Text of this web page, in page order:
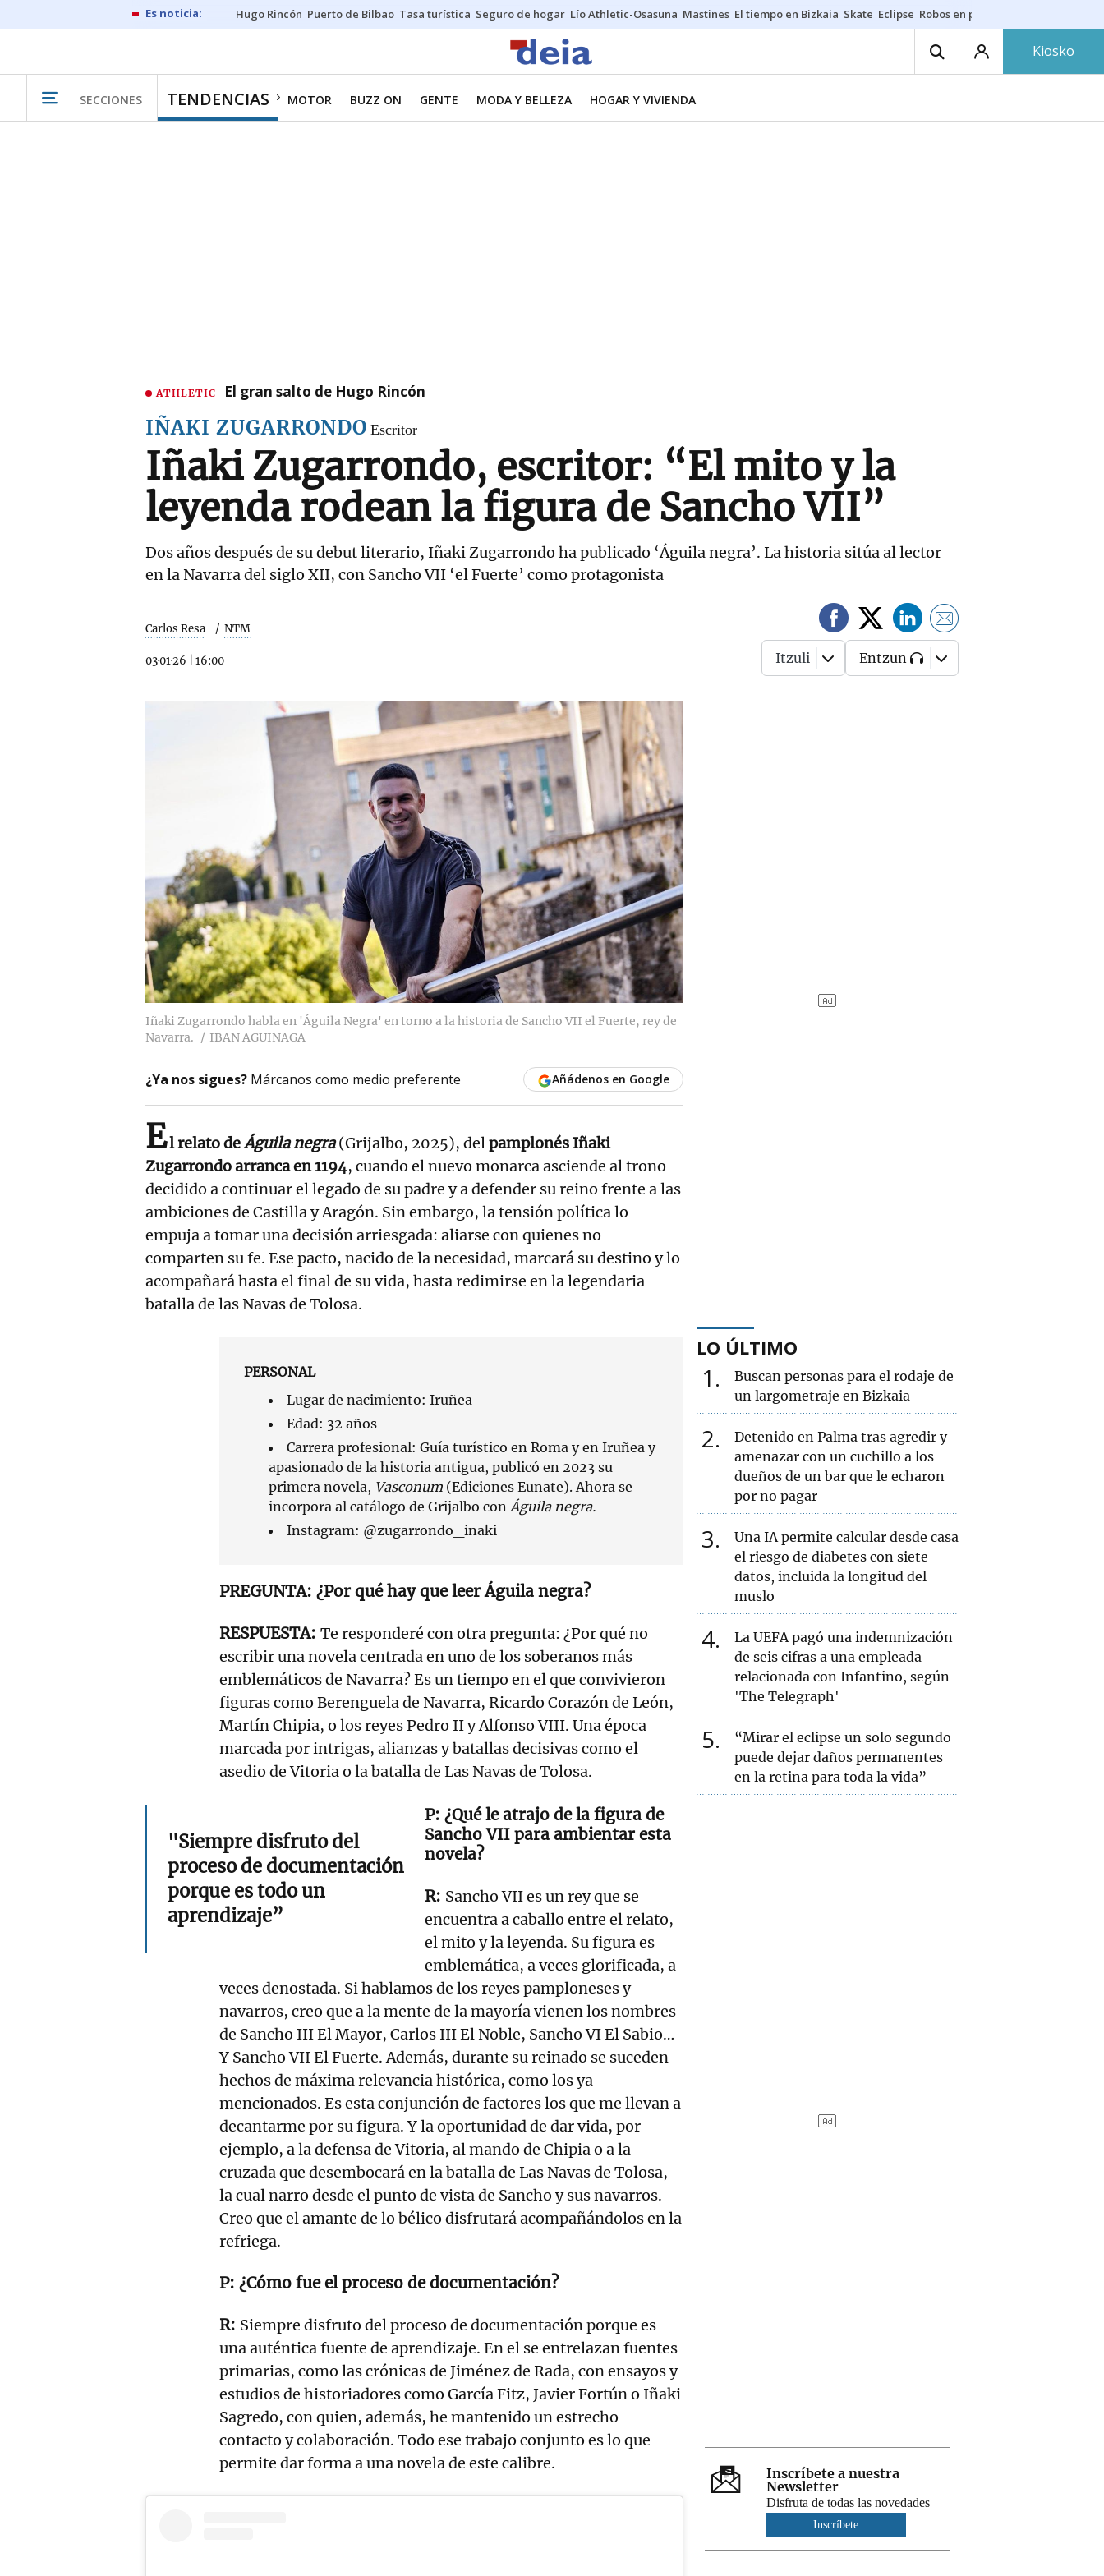
Hugo Rincón Puerto de Bilbao Tasa turística Seguro de hogar Lío Athletic-Osasuna Mastines El tiempo en Bizkaia Skate Eclipse Robos en playas
Kiosko
SECCIONES TENDENCIAS MOTOR BUZZ ON GENTE MODA Y BELLEZA HOGAR Y VIVIENDA
ATHLETIC El gran salto de Hugo Rincón
IÑAKI ZUGARRONDO Escritor
Iñaki Zugarrondo, escritor: “El mito y la
leyenda rodean la figura de Sancho VII”
Dos años después de su debut literario, Iñaki Zugarrondo ha publicado ‘Águila negra’. La historia sitúa al lector
en la Navarra del siglo XII, con Sancho VII ‘el Fuerte’ como protagonista
Carlos Resa NTM
03·01·26 16:00 Itzuli Entzun
Iñaki Zugarrondo habla en 'Águila Negra' en torno a la historia de Sancho VII el Fuerte, rey de
Navarra.
IBAN AGUINAGA
¿Ya nos sigues? Márcanos como medio preferente Añádenos en Google
El relato deÁguila negra(Grijalbo, 2025), delpamplonés Iñaki
Zugarrondo arranca en 1194, cuando el nuevo monarca asciende al trono
decidido a continuar el legado de su padre y a defender su reino frente a las
ambiciones de Castilla y Aragón. Sin embargo, la tensión política lo
empuja a tomar una decisión arriesgada: aliarse con quienes no
comparten su fe. Ese pacto, nacido de la necesidad, marcará su destino y lo
acompañará hasta el final de su vida, hasta redimirse en la legendaria
batalla de las Navas de Tolosa.
PERSONAL
Lugar de nacimiento: Iruñea
Edad: 32 años
Carrera profesional: Guía turístico en Roma y en Iruñea y
apasionado de la historia antigua, publicó en 2023 su
primera novela, Vasconum (Ediciones Eunate). Ahora se
incorpora al catálogo de Grijalbo con Águila negra.
Instagram: @zugarrondo_inaki
¿Por qué hay que leer Águila negra?
Te responderé con otra pregunta: ¿Por qué no
escribir una novela centrada en uno de los soberanos más
emblemáticos de Navarra? Es un tiempo en el que convivieron
figuras como Berenguela de Navarra, Ricardo Corazón de León,
Martín Chipia, o los reyes Pedro II y Alfonso VIII. Una época
marcada por intrigas, alianzas y batallas decisivas como el
asedio de Vitoria o la batalla de Las Navas de Tolosa.
"Siempre disfruto del
proceso de documentación
porque es todo un
aprendizaje”
¿Qué le atrajo de la figura de
Sancho VII para ambientar esta
novela?
Sancho VII es un rey que se
encuentra a caballo entre el relato,
el mito y la leyenda. Su figura es
emblemática, a veces glorificada, a
veces denostada. Si hablamos de los reyes pamploneses y
navarros, creo que a la mente de la mayoría vienen los nombres
de Sancho III El Mayor, Carlos III El Noble, Sancho VI El Sabio…
Y Sancho VII El Fuerte. Además, durante su reinado se suceden
hechos de máxima relevancia histórica, como los ya
mencionados. Es esta conjunción de factores los que me llevan a
decantarme por su figura. Y la oportunidad de dar vida, por
ejemplo, a la defensa de Vitoria, al mando de Chipia o a la
cruzada que desembocará en la batalla de Las Navas de Tolosa,
la cual narro desde el punto de vista de Sancho y sus navarros.
Creo que el amante de lo bélico disfrutará acompañándolos en la
refriega.
¿Cómo fue el proceso de documentación?
Siempre disfruto del proceso de documentación porque es
una auténtica fuente de aprendizaje. En el se entrelazan fuentes
primarias, como las crónicas de Jiménez de Rada, con ensayos y
estudios de historiadores como García Fitz, Javier Fortún o Iñaki
Sagredo, con quien, además, he mantenido un estrecho
contacto y colaboración. Todo ese trabajo conjunto es lo que
permite dar forma a una novela de este calibre.
LO ÚLTIMO
1
Buscan personas para el rodaje de
un largometraje en Bizkaia
2
Detenido en Palma tras agredir y
amenazar con un cuchillo a los
dueños de un bar que le echaron
por no pagar
3
Una IA permite calcular desde casa
el riesgo de diabetes con siete
datos, incluida la longitud del
muslo
4
La UEFA pagó una indemnización
de seis cifras a una empleada
relacionada con Infantino, según
'The Telegraph'
5
“Mirar el eclipse un solo segundo
puede dejar daños permanentes
en la retina para toda la vida”
Inscríbete a nuestra
Newsletter
Disfruta de todas las novedades
Inscríbete